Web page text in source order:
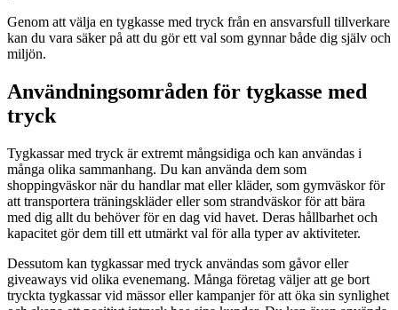
Genom att välja en tygkasse med tryck från en ansvarsfull tillverkare
kan du vara säker på att du gör ett val som gynnar både dig själv och
miljön.
Användningsområden för tygkasse med
tryck
Tygkassar med tryck är extremt mångsidiga och kan användas i
många olika sammanhang. Du kan använda dem som
shoppingväskor när du handlar mat eller kläder, som gymväskor för
att transportera träningskläder eller som strandväskor för att bära
med dig allt du behöver för en dag vid havet. Deras hållbarhet och
kapacitet gör dem till ett utmärkt val för alla typer av aktiviteter.
Dessutom kan tygkassar med tryck användas som gåvor eller
giveaways vid olika evenemang. Många företag väljer att ge bort
tryckta tygkassar vid mässor eller kampanjer för att öka sin synlighet